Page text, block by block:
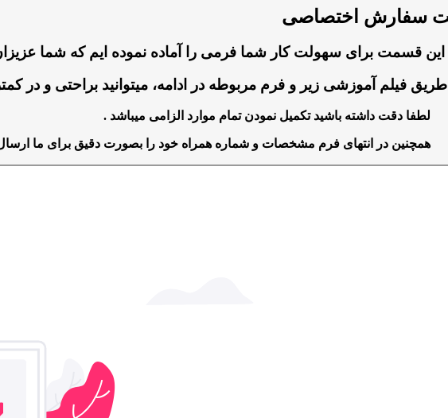
سفارش اختصاصی
این قسمت برای سهولت کار شما فرمی را آماده نموده ایم که شما
طریق فیلم آموزشی زیر و فرم مربوطه در ادامه، میتوانید براحتی و در
لطفا دقت داشته باشید تکمیل نمودن تمام موارد الزامی میباشد .
همچنین در انتهای فرم مشخصات و شماره همراه خود را بصورت دقیق برای ما ارسال